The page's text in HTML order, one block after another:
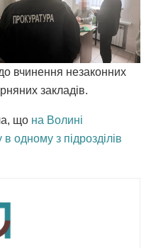
вчинення незаконних
закладів.
що на Волині
одному з підрозділів